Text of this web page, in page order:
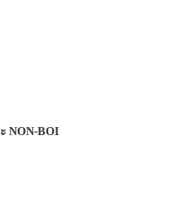
NON-BOI